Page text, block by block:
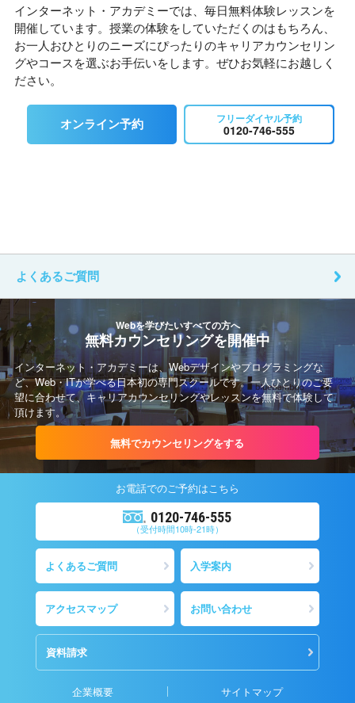
インターネット・アカデミーでは、毎日無料体験レッスンを
開催しています。授業の体験をしていただくのはもちろん、
お一人おひとりのニーズにぴったりのキャリアカウンセリン
グやコースを選ぶお手伝いをします。ぜひお気軽にお越しく
ださい。
オンライン予約 フリーダイヤル予約
0120-746-555
よくあるご質問
Webを学びたいすべての方へ
無料カウンセリングを開催中
インターネット・アカデミーは、Webデザインやプログラミングな
ど、Web・ITが学べる日本初の専門スクールです。一人ひとりのご要
望に合わせて、キャリアカウンセリングやレッスンを無料で体験して
頂けます。
無料でカウンセリングをする
お電話でのご予約はこちら
0120-746-555
（受付時間10時-21時）
よくあるご質問 入学案内
アクセスマップ お問い合わせ
資料請求
企業概要 サイトマップ